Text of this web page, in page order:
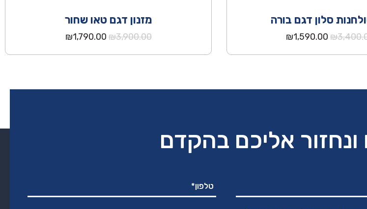
סלון דגם בורה
₪ המחיר
היה:
₪1,590.00
המחיר
הוא:
מזנון דגם טאו שחור
₪3,900.00
המחיר
היה:
₪1,790.00
הוא:
אליכם בהקדם